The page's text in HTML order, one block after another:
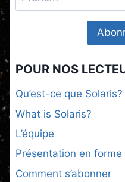
POUR NOS
Qu’est-ce que Solaris?
What is Solaris?
L’équipe
Présentation en forme
Comment s’abonner